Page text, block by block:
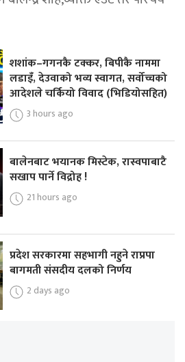
शशांक–गगनकै टक्कर, बिपीकै नाममा
लडाइँ, देउवाको भव्य स्वागत, सर्वोच्चको
आदेशले चर्कियो विवाद (भिडियोसहित)
3 hours ago
बालेनबाट भयानक मिस्टेक, रास्वपाबाटै
सखाप पार्ने विद्रोह !
21 hours ago
प्रदेश सरकारमा सहभागी नहुने राप्रपा
बागमती संसदीय दलको निर्णय
2 days ago